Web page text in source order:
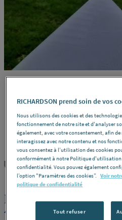
NUDEC REF :
PLAQUE PC UV
4X1525X2050
RICHARDSON prend soin de vos
Nous utilisons des cookies et des
fonctionnement de notre site et d'analyser
également, avec votre consentement, afin
interagissez avec notre contenu et nos
vous consentez à l’utilisation des cookies
conformément à notre Politique d'utilisation
confidentialité. Vous pouvez également
l’option "Paramètres des cookies”.
Voir
politique de confidentialité
Tout refuser